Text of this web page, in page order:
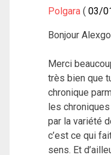
Polgara 03/
Bonjour
Merci
très bien que
chronique
les
par la variété
c’est ce qui
sens. Et